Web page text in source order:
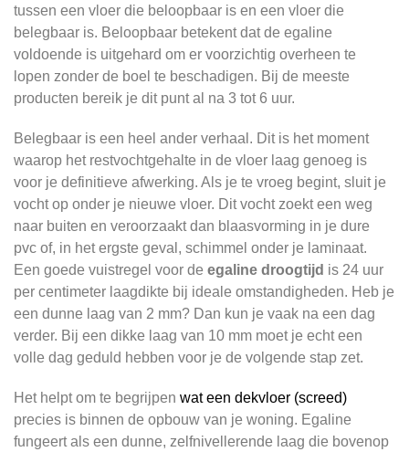
tussen een vloer die beloopbaar is en een vloer die
belegbaar is. Beloopbaar betekent dat de egaline
voldoende is uitgehard om er voorzichtig overheen te
lopen zonder de boel te beschadigen. Bij de meeste
producten bereik je dit punt al na 3 tot 6 uur.
Belegbaar is een heel ander verhaal. Dit is het moment
waarop het restvochtgehalte in de vloer laag genoeg is
voor je definitieve afwerking. Als je te vroeg begint, sluit je
vocht op onder je nieuwe vloer. Dit vocht zoekt een weg
naar buiten en veroorzaakt dan blaasvorming in je dure
pvc of, in het ergste geval, schimmel onder je laminaat.
Een goede vuistregel voor de egaline droogtijd is 24 uur
per centimeter laagdikte bij ideale omstandigheden. Heb je
een dunne laag van 2 mm? Dan kun je vaak na een dag
verder. Bij een dikke laag van 10 mm moet je echt een
volle dag geduld hebben voor je de volgende stap zet.
Het helpt om te begrijpen wat een dekvloer (screed)
precies is binnen de opbouw van je woning. Egaline
fungeert als een dunne, zelfnivellerende laag die bovenop